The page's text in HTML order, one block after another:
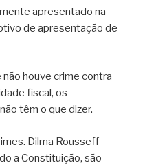
apresentado na
de apresentação de
não houve crime contra
fiscal, os
têm o que dizer.
Dilma Rousseff
a Constituição, são